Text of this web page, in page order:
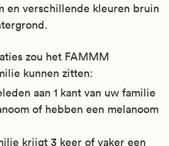
en verschillende kleuren bruin
zou het FAMMM
kunnen zitten:
aan 1 kant van uw familie
of hebben een melanoom
krijgt 3 keer of vaker een